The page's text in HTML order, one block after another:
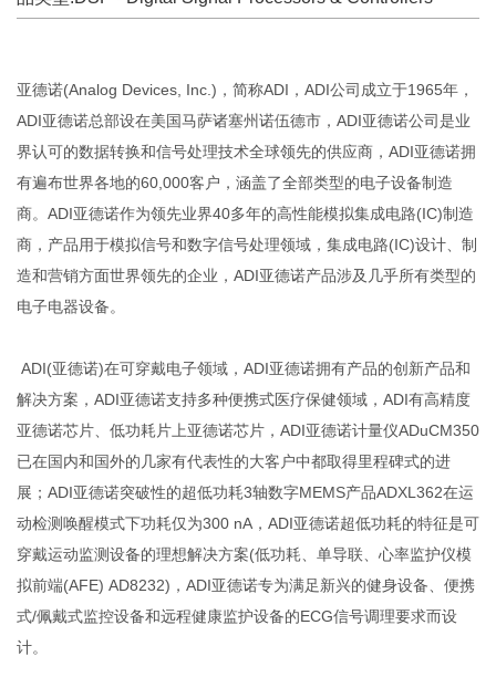
亚德诺(Analog Devices, Inc.)，简称ADI，ADI公司成立于1965年，
ADI亚德诺总部设在美国马萨诸塞州诺伍德市，ADI亚德诺公司是业
界认可的数据转换和信号处理技术全球领先的供应商，ADI亚德诺拥
有遍布世界各地的60,000客户，涵盖了全部类型的电子设备制造
商。ADI亚德诺作为领先业界40多年的高性能模拟集成电路(IC)制造
商，产品用于模拟信号和数字信号处理领域，集成电路(IC)设计、制
造和营销方面世界领先的企业，ADI亚德诺产品涉及几乎所有类型的
电子电器设备。
ADI(亚德诺)在可穿戴电子领域，ADI亚德诺拥有产品的创新产品和
解决方案，ADI亚德诺支持多种便携式医疗保健领域，ADI有高精度
亚德诺芯片、低功耗片上亚德诺芯片，ADI亚德诺计量仪ADuCM350
已在国内和国外的几家有代表性的大客户中都取得里程碑式的进
展；ADI亚德诺突破性的超低功耗3轴数字MEMS产品ADXL362在运
动检测唤醒模式下功耗仅为300 nA，ADI亚德诺超低功耗的特征是可
穿戴运动监测设备的理想解决方案(低功耗、单导联、心率监护仪模
拟前端(AFE) AD8232)，ADI亚德诺专为满足新兴的健身设备、便携
式/佩戴式监控设备和远程健康监护设备的ECG信号调理要求而设
计。